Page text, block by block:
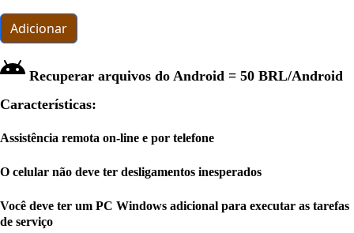
Adicionar
Recuperar arquivos do Android = 50 BRL/Android
Características:
Assistência remota on-line e por telefone
O celular não deve ter desligamentos inesperados
Você deve ter um PC Windows adicional para executar as tarefas
de serviço